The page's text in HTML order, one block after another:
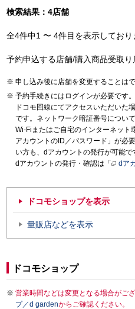
検索結果：4店舗
全4件中1 〜 4件目を表示してお
予約申込する店舗/購入商品受取り
申し込み後に店舗を変更することはで
予約手続きにはログインが必要です。
ドコモ回線にてアクセスいただいた
です。ネットワーク暗証番号につい
Wi-Fiまたはご自宅のインターネット
アカウントのID／パスワード」が必
い方も、dアカウントの発行が可能で
dアカウントの発行・確認は「
dア
ドコモショップを表示
量販店などを表示
ドコモショップ
営業時間などは変更となる場合がご
プ／d gardenからご確認ください。